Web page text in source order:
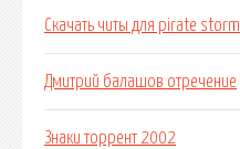
Скачать читы для pirate storm
Дмитрий балашов отречение
Знаки торрент 2002